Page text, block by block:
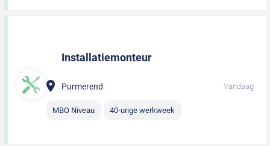
Installatiemonteur
Purmerend Vandaag
MBO Niveau 40-urige werkweek